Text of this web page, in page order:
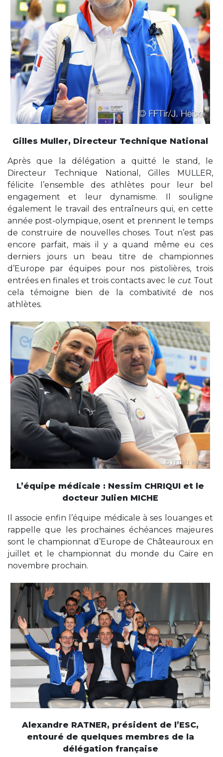
Gilles Muller, Directeur Technique National
Après que la délégation a quitté le stand, le
Directeur Technique National, Gilles MULLER,
félicite l’ensemble des athlètes pour leur bel
engagement et leur dynamisme. Il souligne
également le travail des entraîneurs qui, en cette
année post-olympique, osent et prennent le temps
de construire de nouvelles choses. Tout n’est pas
encore parfait, mais il y a quand même eu ces
derniers jours un beau titre de championnes
d’Europe par équipes pour nos pistolières, trois
entrées en finales et trois contacts avec le cut. Tout
cela témoigne bien de la combativité de nos
athlètes.
L’équipe médicale : Nessim CHRIQUI et le
docteur Julien MICHE
Il associe enfin l’équipe médicale à ses louanges et
rappelle que les prochaines échéances majeures
sont le championnat d’Europe de Châteauroux en
juillet et le championnat du monde du Caire en
novembre prochain.
Alexandre RATNER, président de l’ESC,
entouré de quelques membres de la
délégation française